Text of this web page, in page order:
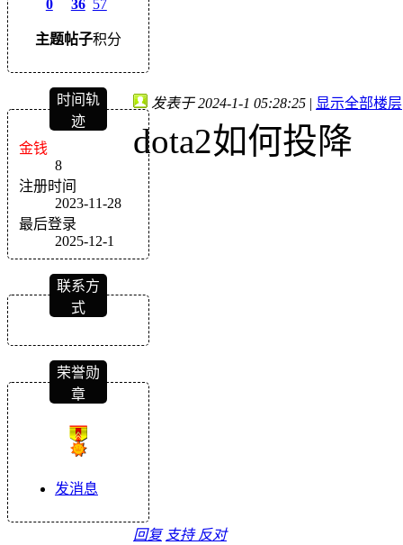
0
主题
36
帖子
57
积分
时间轨
迹
金钱
8
注册时间
2023-11-28
最后登录
2025-12-1
联系方
式
荣誉勋
章
发消息
发表于 2024-1-1 05:28:25 | 显示全部楼层
dota2如何投降
回复 支持 反对